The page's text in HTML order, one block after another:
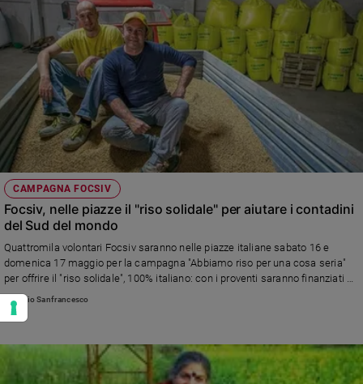
CAMPAGNA FOCSIV
Focsiv, nelle piazze il "riso solidale" per aiutare i contadini
del Sud del mondo
Quattromila volontari Focsiv saranno nelle piazze italiane sabato 16 e
domenica 17 maggio per la campagna "Abbiamo riso per una cosa seria"
per offrire il "riso solidale", 100% italiano: con i proventi saranno finanziati 30
interventi a sostegno delle comunità contadine in Africa, America Latina e
Asia e garantire la sicurezza alimentare a 30.000 famiglie del Sud del
mondo
Antonio Sanfrancesco